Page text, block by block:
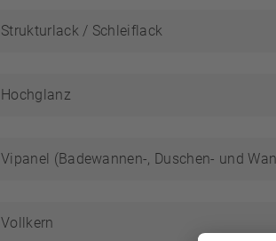
Strukturlack / Schleiflack
Hochglanz
Vipanel (Badewannen-, Duschen- und
Vollkern